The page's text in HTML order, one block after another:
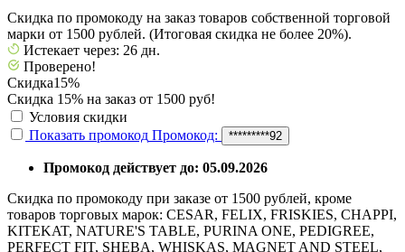
Скидка по промокоду на заказ товаров собственной торговой
марки от 1500 рублей. (Итоговая скидка не более 20%).
Истекает через: 26 дн.
Проверено!
Скидка15%
Скидка 15% на заказ от 1500 руб!
Условия скидки
Показать промокод Промокод: *********92
Промокод действует до: 05.09.2026
Скидка по промокоду при заказе от 1500 рублей, кроме
товаров торговых марок: CESAR, FELIX, FRISKIES, CHAPPI,
KITEKAT, NATURE'S TABLE, PURINA ONE, PEDIGREE,
PERFECT FIT, SHEBA, WHISKAS, MAGNET AND STEEL,